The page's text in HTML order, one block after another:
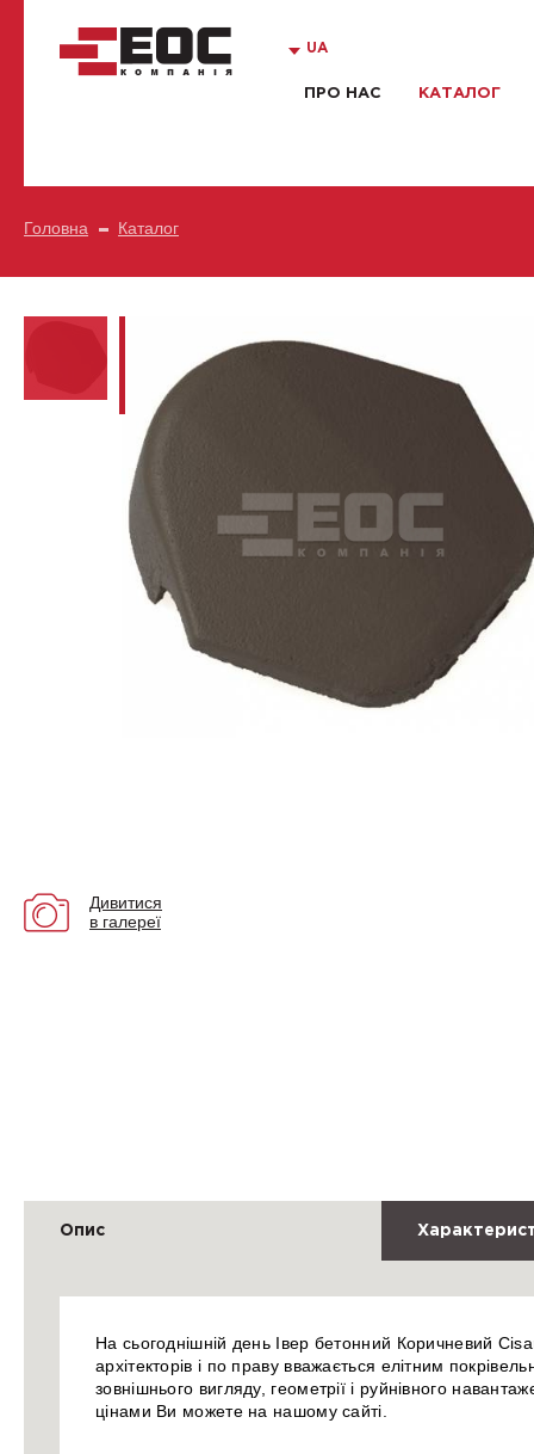
UA
ПРО НАС КАТАЛОГ
Головна Каталог
Дивитися
в галереї
Опис
На сьогоднішній день Івер бетонний Коричневий
архітекторів і по праву вважається елітним
зовнішнього вигляду, геометрії і руйнівного
цінами Ви можете на нашому сайті.